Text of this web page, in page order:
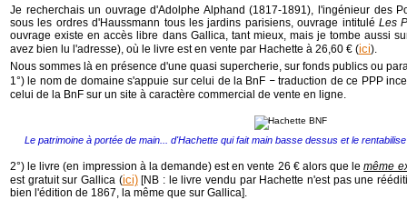
Je recherchais un ouvrage d'Adolphe Alphand (1817-1891), l'ingénieur des
sous les ordres d'Haussmann tous les jardins parisiens, ouvrage intitulé Les
ouvrage existe en accès libre dans Gallica, tant mieux, mais je tombe aussi
avez bien lu l'adresse), où le livre est en vente par Hachette à 26,60 € (ici).
Nous sommes là en présence d'une quasi supercherie, sur fonds publics ou
1°) le nom de domaine s'appuie sur celui de la BnF –traduction de ce PPP
celui de la BnF sur un site à caractère commercial de vente en ligne.
Le patrimoine à portée de main... d'Hachette qui fait main basse dessus et le
2°) le livre (en impression à la demande) est en vente 26 € alors que lemême
est gratuit sur Gallica (ici)[NB : le livre vendu par Hachette n'est pas une
bien l'édition de 1867, la même que sur Gallica].